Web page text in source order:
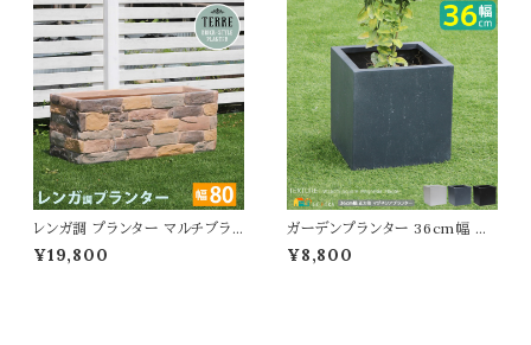
高さ42.5cm 郵便受け 横開き
春 夏 秋 冬 施錠付きポスト ダイ
ヤル式ポスト エクステリア 戸建
て 壁面ポスト DIY
奥行22.4cm 高さ71cm おすす
め おしゃれ 北欧 モダン スタイリ
ッシュ 天然木 庭 花壇のフェンス
折り畳み式
レンガ調 プランター マルチブラ
ウン 茶色 植木鉢 82cm幅 鉢植
え 水抜き穴付き 幅82cm 奥行3
¥19,800
ガーデンプランター 36cm幅 正
方形 ブラック グレー ホワイト 黒
灰色 白 プランター コンクリート
¥8,800